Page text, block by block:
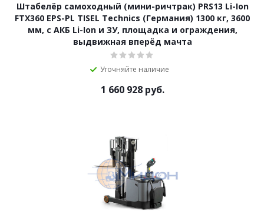
Штабелёр самоходный (мини-ричтрак) PRS13 Li-Ion
FTX360 EPS-PL TISEL Technics (Германия) 1300 кг, 3600
мм, с АКБ Li-Ion и ЗУ, площадка и ограждения,
выдвижная вперёд мачта
Уточняйте наличие
1 660 928руб.